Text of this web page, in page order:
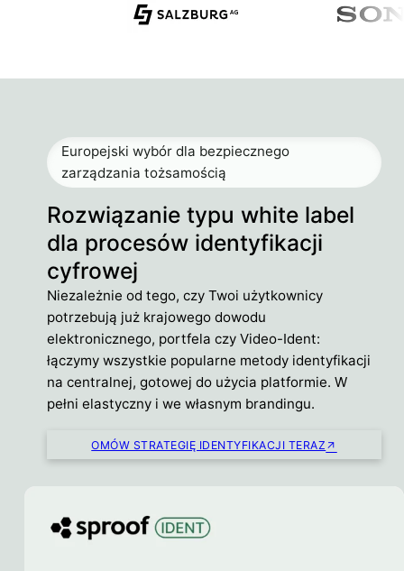
Rozwiązanie typu white label
dla procesów identyfikacji
cyfrowej
Europejski wybór dla bezpiecznego
zarządzania tożsamością
Niezależnie od tego, czy Twoi użytkownicy
potrzebują już krajowego dowodu
elektronicznego, portfela czy Video-Ident:
łączymy wszystkie popularne metody identyfikacji
na centralnej, gotowej do użycia platformie. W
pełni elastyczny i we własnym brandingu.
OMÓW STRATEGIĘ IDENTYFIKACJI TERAZ